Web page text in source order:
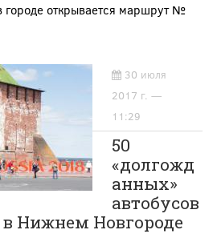
городе открывается маршрут №
30 июля
2017 г. —
11:29
50
«долгожд
анных»
автобусов
Нижнем Новгороде